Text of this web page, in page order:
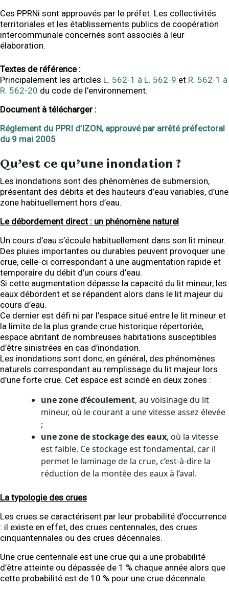
Ces PPRNi sont approuvés par le préfet. Les collectivités
territoriales et les établissements publics de coopération
intercommunale concernés sont associés à leur
élaboration.
Textes de référence :
Principalement les articles L. 562-1 à L. 562-9 et R. 562-1 à
R. 562-20 du code de l’environnement.
Document à télécharger :
Réglement du PPRI d’IZON, approuvé par arrêté préfectoral
du 9 mai 2005
Qu’est ce qu’une inondation ?
Les inondations sont des phénomènes de submersion,
présentant des débits et des hauteurs d’eau variables, d’une
zone habituellement hors d’eau.
Le débordement direct : un phénomène naturel
Un cours d’eau s’écoule habituellement dans son lit mineur.
Des pluies importantes ou durables peuvent provoquer une
crue, celle-ci correspondant à une augmentation rapide et
temporaire du débit d’un cours d’eau.
Si cette augmentation dépasse la capacité du lit mineur, les
eaux débordent et se répandent alors dans le lit majeur du
cours d’eau.
Ce dernier est défi ni par l’espace situé entre le lit mineur et
la limite de la plus grande crue historique répertoriée,
espace abritant de nombreuses habitations susceptibles
d’être sinistrées en cas d’inondation.
Les inondations sont donc, en général, des phénomènes
naturels correspondant au remplissage du lit majeur lors
d’une forte crue. Cet espace est scindé en deux zones :
une zone d’écoulement, au voisinage du lit
mineur, où le courant a une vitesse assez élevée
;
une zone de stockage des eaux, où la vitesse
est faible. Ce stockage est fondamental, car il
permet le laminage de la crue, c’est-à-dire la
réduction de la montée des eaux à l’aval.
La typologie des crues
Les crues se caractérisent par leur probabilité d’occurrence
: il existe en effet, des crues centennales, des crues
cinquantennales ou des crues décennales.
Une crue centennale est une crue qui a une probabilité
d’être atteinte ou dépassée de 1 % chaque année alors que
cette probabilité est de 10 % pour une crue décennale.